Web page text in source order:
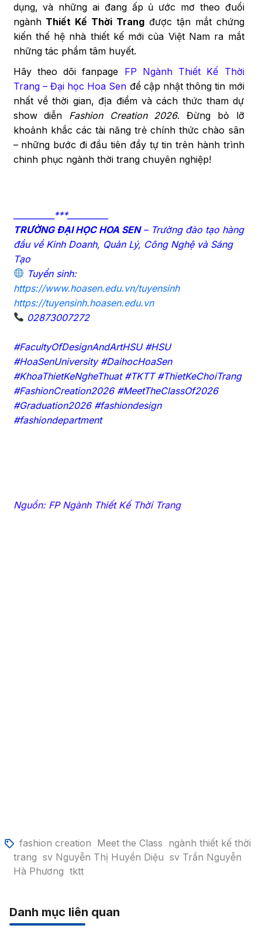
dụng, và những ai đang ấp ủ ước mơ theo đuổi
ngành Thiết Kế Thời Trang được tận mắt chứng
kiến thế hệ nhà thiết kế mới của Việt Nam ra mắt
những tác phẩm tâm huyết.
Hãy theo dõi fanpage FP Ngành Thiết Kế Thời
Trang – Đại học Hoa Sen để cập nhật thông tin mới
nhất về thời gian, địa điểm và cách thức tham dự
show diễn Fashion Creation 2026. Đừng bỏ lỡ
khoảnh khắc các tài năng trẻ chính thức chào sân
– những bước đi đầu tiên đầy tự tin trên hành trình
chinh phục ngành thời trang chuyên nghiệp!
__________***__________
TRƯỜNG ĐẠI HỌC HOA SEN– Trường đào tạo hàng
đầu về Kinh Doanh, Quản Lý, Công Nghệ và Sáng
Tạo
Tuyển sinh:
https://www.hoasen.edu.vn/tuyensinh
https://tuyensinh.hoasen.edu.vn
02873007272
#FacultyOfDesignAndArtHSU #HSU
#HoaSenUniversity #DaihocHoaSen
#KhoaThietKeNgheThuat #TKTT #ThietKeChoiTrang
#FashionCreation2026 #MeetTheClassOf2026
#Graduation2026 #fashiondesign
#fashiondepartment
Nguồn: FP Ngành Thiết Kế Thời Trang
fashion creation Meet the Class ngành thiết kế thời
trang sv Nguyễn Thị Huyền Diệu sv Trần Nguyễn
Hà Phương tktt
Danh mục liên quan